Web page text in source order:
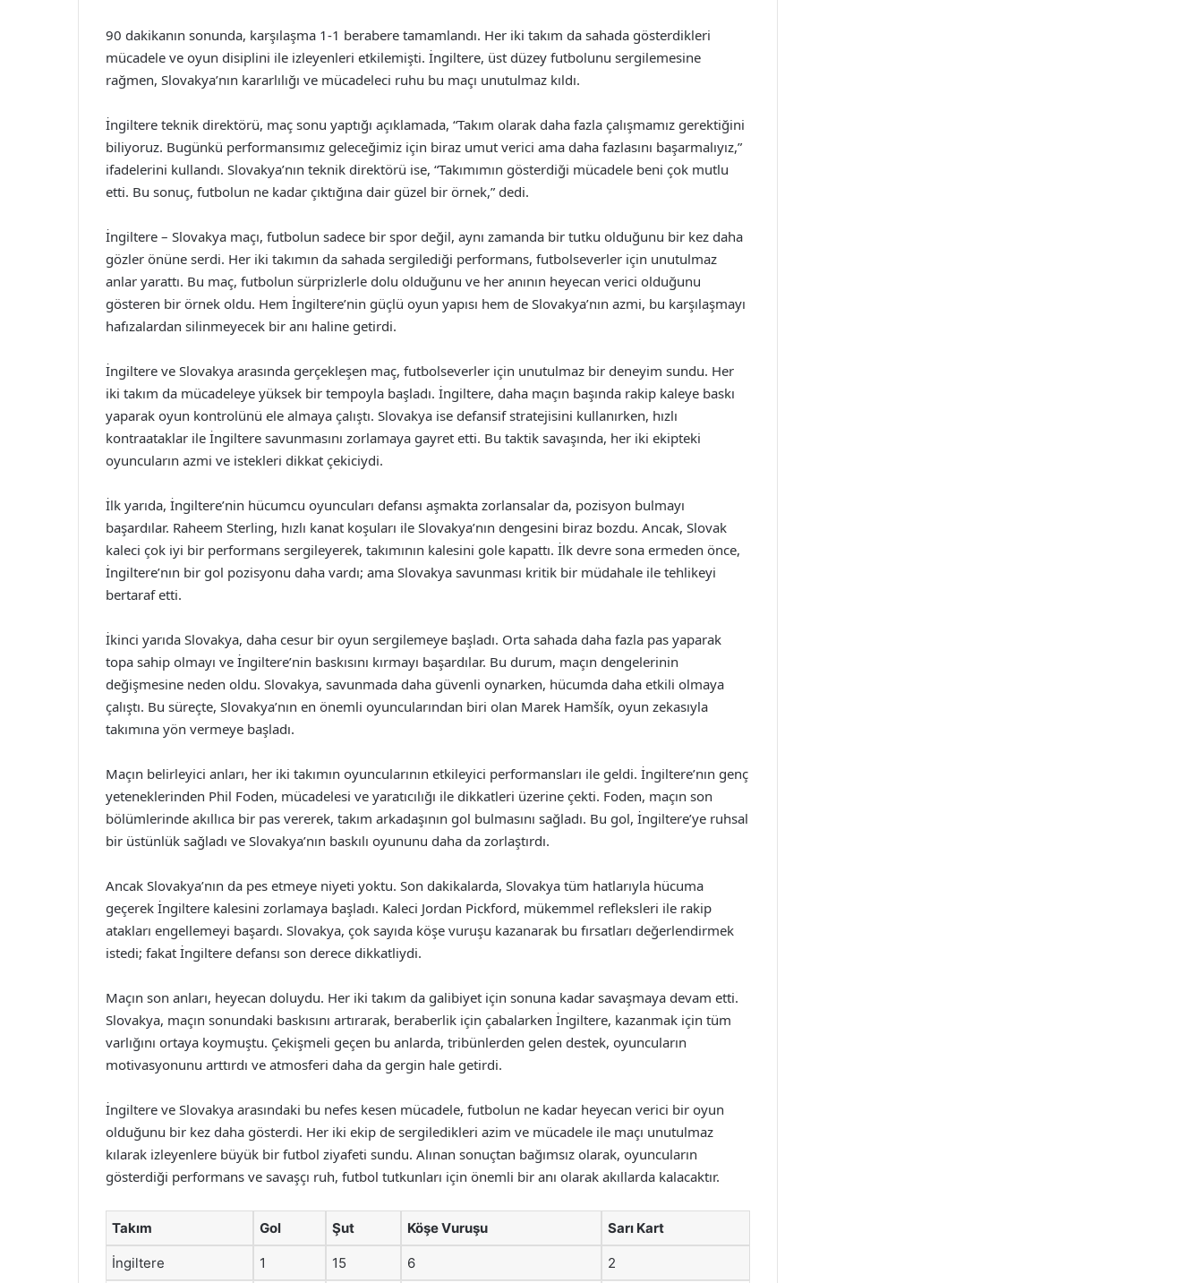
90 dakikanın sonunda, karşılaşma 1-1 berabere tamamlandı. Her iki takım da sahada gösterdikleri
mücadele ve oyun disiplini ile izleyenleri etkilemişti. İngiltere, üst düzey futbolunu sergilemesine
rağmen, Slovakya’nın kararlılığı ve mücadeleci ruhu bu maçı unutulmaz kıldı.
İngiltere teknik direktörü, maç sonu yaptığı açıklamada, “Takım olarak daha fazla çalışmamız gerektiğini
biliyoruz. Bugünkü performansımız geleceğimiz için biraz umut verici ama daha fazlasını başarmalıyız,”
ifadelerini kullandı. Slovakya’nın teknik direktörü ise, “Takımımın gösterdiği mücadele beni çok mutlu
etti. Bu sonuç, futbolun ne kadar çıktığına dair güzel bir örnek,” dedi.
İngiltere – Slovakya maçı, futbolun sadece bir spor değil, aynı zamanda bir tutku olduğunu bir kez daha
gözler önüne serdi. Her iki takımın da sahada sergilediği performans, futbolseverler için unutulmaz
anlar yarattı. Bu maç, futbolun sürprizlerle dolu olduğunu ve her anının heyecan verici olduğunu
gösteren bir örnek oldu. Hem İngiltere’nin güçlü oyun yapısı hem de Slovakya’nın azmi, bu karşılaşmayı
hafızalardan silinmeyecek bir anı haline getirdi.
İngiltere ve Slovakya arasında gerçekleşen maç, futbolseverler için unutulmaz bir deneyim sundu. Her
iki takım da mücadeleye yüksek bir tempoyla başladı. İngiltere, daha maçın başında rakip kaleye baskı
yaparak oyun kontrolünü ele almaya çalıştı. Slovakya ise defansif stratejisini kullanırken, hızlı
kontraataklar ile İngiltere savunmasını zorlamaya gayret etti. Bu taktik savaşında, her iki ekipteki
oyuncuların azmi ve istekleri dikkat çekiciydi.
İlk yarıda, İngiltere’nin hücumcu oyuncuları defansı aşmakta zorlansalar da, pozisyon bulmayı
başardılar. Raheem Sterling, hızlı kanat koşuları ile Slovakya’nın dengesini biraz bozdu. Ancak, Slovak
kaleci çok iyi bir performans sergileyerek, takımının kalesini gole kapattı. İlk devre sona ermeden önce,
İngiltere’nın bir gol pozisyonu daha vardı; ama Slovakya savunması kritik bir müdahale ile tehlikeyi
bertaraf etti.
İkinci yarıda Slovakya, daha cesur bir oyun sergilemeye başladı. Orta sahada daha fazla pas yaparak
topa sahip olmayı ve İngiltere’nin baskısını kırmayı başardılar. Bu durum, maçın dengelerinin
değişmesine neden oldu. Slovakya, savunmada daha güvenli oynarken, hücumda daha etkili olmaya
çalıştı. Bu süreçte, Slovakya’nın en önemli oyuncularından biri olan Marek Hamšík, oyun zekasıyla
takımına yön vermeye başladı.
Maçın belirleyici anları, her iki takımın oyuncularının etkileyici performansları ile geldi. İngiltere’nın genç
yeteneklerinden Phil Foden, mücadelesi ve yaratıcılığı ile dikkatleri üzerine çekti. Foden, maçın son
bölümlerinde akıllıca bir pas vererek, takım arkadaşının gol bulmasını sağladı. Bu gol, İngiltere’ye ruhsal
bir üstünlük sağladı ve Slovakya’nın baskılı oyununu daha da zorlaştırdı.
Ancak Slovakya’nın da pes etmeye niyeti yoktu. Son dakikalarda, Slovakya tüm hatlarıyla hücuma
geçerek İngiltere kalesini zorlamaya başladı. Kaleci Jordan Pickford, mükemmel refleksleri ile rakip
atakları engellemeyi başardı. Slovakya, çok sayıda köşe vuruşu kazanarak bu fırsatları değerlendirmek
istedi; fakat İngiltere defansı son derece dikkatliydi.
Maçın son anları, heyecan doluydu. Her iki takım da galibiyet için sonuna kadar savaşmaya devam etti.
Slovakya, maçın sonundaki baskısını artırarak, beraberlik için çabalarken İngiltere, kazanmak için tüm
varlığını ortaya koymuştu. Çekişmeli geçen bu anlarda, tribünlerden gelen destek, oyuncuların
motivasyonunu arttırdı ve atmosferi daha da gergin hale getirdi.
İngiltere ve Slovakya arasındaki bu nefes kesen mücadele, futbolun ne kadar heyecan verici bir oyun
olduğunu bir kez daha gösterdi. Her iki ekip de sergiledikleri azim ve mücadele ile maçı unutulmaz
kılarak izleyenlere büyük bir futbol ziyafeti sundu. Alınan sonuçtan bağımsız olarak, oyuncuların
gösterdiği performans ve savaşçı ruh, futbol tutkunları için önemli bir anı olarak akıllarda kalacaktır.
Takım Gol Şut Köşe Vuruşu Sarı Kart
İngiltere 1 15 6 2